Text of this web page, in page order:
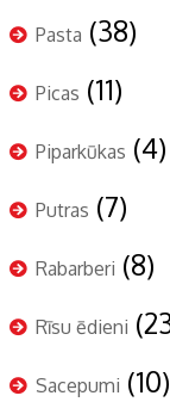
Pasta (38)
Picas (11)
Piparkūkas (4)
Putras (7)
Rabarberi (8)
Rīsu ēdieni
Sacepumi (10)